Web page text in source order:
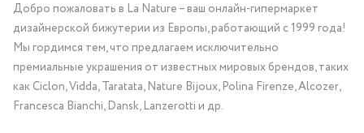
Добро пожаловать в La Nature – ваш онлайн-гипермаркет
дизайнерской бижутерии из Европы, работающий с 1999 года!
Мы гордимся тем, что предлагаем исключительно
премиальные украшения от известных мировых брендов, таких
как Ciclon, Vidda, Taratata, Nature Bijoux, Polina Firenze, Alcozer,
Francesca Bianchi, Dansk, Lanzerotti и др.